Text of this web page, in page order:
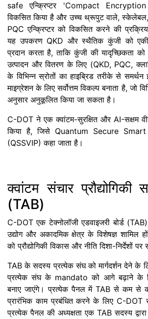
safe एन्क्रिप्टर 'Compact
विकसित किया है और उच्च थ्रूपुट वाले,
PQC एन्क्रिप्टर को विकसित करने की
यह उपकरण QKD और स्थैतिक कुंजी को
प्रदान करता है, ताकि कुंजी की यादृच्छिकता
उत्पादन और वितरण के लिए (QKD, PQC,
के विभिन्न स्रोतों का हाइब्रिड तरीके से
माइग्रेशन के लिए सर्वोत्तम विकल्प बनाता है, जो
अनुसार अनुकूलित किया जा सकता है।
C-DOT ने एक क्वांटम-सुरक्षित और AI-सक्षम
किया है, जिसे Quantum Secure
(QSSVIP) कहा जाता है।
क्वांटम संचार प्रौद्योगिकी
(TAB)
C-DOT एक टेक्नोलॉजी एडवाइजरी बोर्ड
उद्योग और अकादमिक क्षेत्र के विशेषज्ञ शामिल
को प्रौद्योगिकी विकास और नीति दिशा-निर्देशों पर
TAB के सदस्य प्रत्येक संघ को मार्गदर्शन देने के
प्रत्येक संघ के mandato को आगे बढ़ाने के
बनाए जाएंगे। प्रत्येक पैनल में TAB से कम से
प्रारंभिक काम प्रबंधित करने के लिए C-DOT
प्रत्येक पैनल की अध्यक्षता एक TAB सदस्य